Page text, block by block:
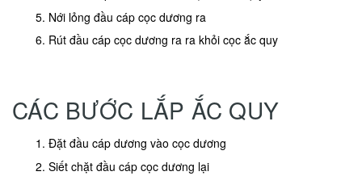
Nới lỏng đầu cáp cọc dương ra
Rút đầu cáp cọc dương ra ra khỏi cọc ắc quy
CÁC BƯỚC LẮP ẮC QUY
Đặt đầu cáp dương vào cọc dương
Siết chặt đầu cáp cọc dương lại